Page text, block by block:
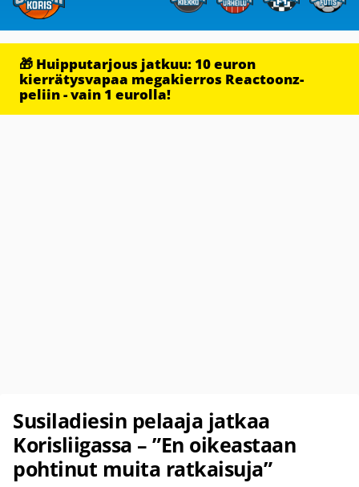
🎁 Huipputarjous jatkuu: 10 euron
kierrätysvapaa megakierros Reactoonz-
peliin - vain 1 eurolla!
Susiladiesin pelaaja jatkaa
Korisliigassa – ”En oikeastaan
pohtinut muita ratkaisuja”